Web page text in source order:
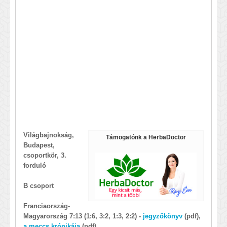
Támogatónk a HerbaDoctor
Világbajnokság,
Budapest,
csoportkör, 3.
forduló
B csoport
Franciaország-
Magyarország 7:13 (1:6, 3:2, 1:3, 2:2) - jegyzőkönyv (pdf),